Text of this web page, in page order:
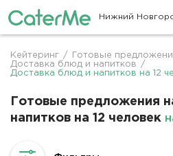
Нижний
Строка
навигации
Кейтеринг / Готовые
Доставка блюд и напитков
/
Доставка блюд и напитков на 12
Готовые предложения
напитков на 12 человек